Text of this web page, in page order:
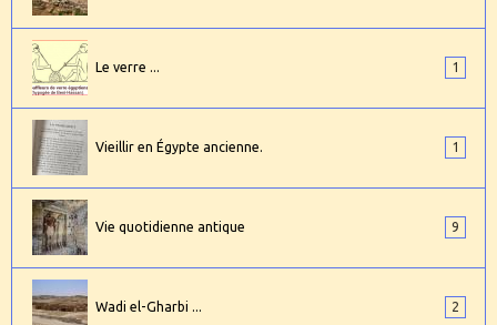
Le verre ... 1
Vieillir en Égypte ancienne. 1
Vie quotidienne antique 9
Wadi el-Gharbi ... 2